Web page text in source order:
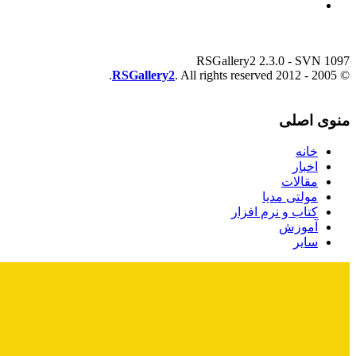
RSGallery2 2.3.0 - SVN 1097
© 2005 - 2012
RSGallery2. All rights reserved.
منوی اصلی
خانه
اخبار
مقالات
مولتی مدیا
کتاب و نرم افزار
آموزش
سایر